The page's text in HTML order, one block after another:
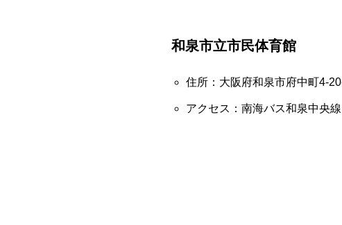
和泉市立市民体育館
住所：大阪府和泉市府中町4-
アクセス：南海バス和泉中央